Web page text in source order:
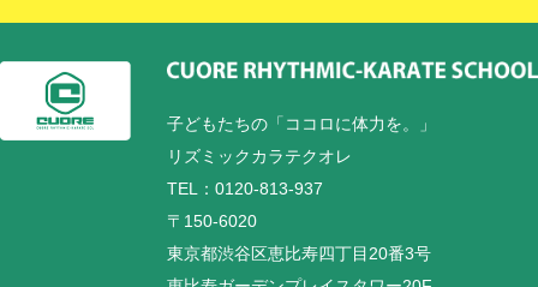
子どもたちの「ココロに体力を。」
リズミックカラテクオレ
TEL：0120-813-937
〒150-6020
東京都渋谷区恵比寿四丁目20番3号